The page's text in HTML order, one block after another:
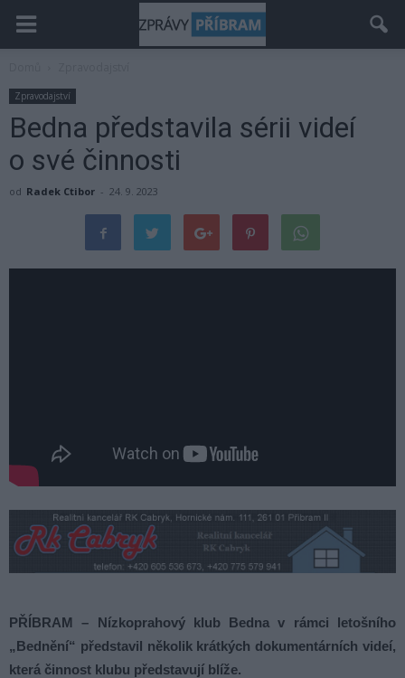
Zpravodajství
Bedna představila sérii videí
o své činnosti
od Radek Ctibor - 24. 9. 2023
PŘÍBRAM – Nízkoprahový klub Bedna v rámci letošního
„Bednění“ představil několik krátkých dokumentárních videí,
která činnost klubu představují blíže.